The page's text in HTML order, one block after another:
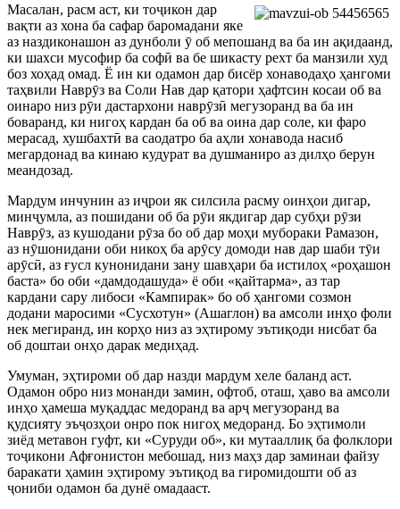
Масалан, расм аст, ки тоҷикон дар
вақти аз хона ба сафар баромадани яке
аз наздиконашон аз дунболи ӯ об мепошанд ва ба ин ақидаанд,
ки шахси мусофир ба софӣ ва бе шикасту рехт ба манзили худ
боз хоҳад омад. Ё ин ки одамон дар бисёр хонаводаҳо ҳангоми
таҳвили Наврӯз ва Соли Нав дар қатори ҳафтсин косаи об ва
оинаро низ рӯи дастархони наврӯзӣ мегузоранд ва ба ин
боваранд, ки нигоҳ кардан ба об ва оина дар соле, ки фаро
мерасад, хушбахтӣ ва саодатро ба аҳли хонавода насиб
мегардонад ва кинаю кудурат ва душманиро аз дилҳо берун
меандозад.
Мардум инчунин аз иҷрои як силсила расму оинҳои дигар,
минҷумла, аз пошидани об ба рӯи якдигар дар субҳи рӯзи
Наврӯз, аз кушодани рӯза бо об дар моҳи мубораки Рамазон,
аз нӯшонидани оби никоҳ ба арӯсу домоди нав дар шаби тӯи
арӯсӣ, аз ғусл кунонидани зану шавҳари ба истилоҳ «роҳашон
баста» бо оби «дамдодашуда» ё оби «қайтарма», аз тар
кардани сару либоси «Кампирак» бо об ҳангоми созмон
додани маросими «Сусхотун» (Ашаглон) ва амсоли инҳо фоли
нек мегиранд, ин корҳо низ аз эҳтирому эътиқоди нисбат ба
об доштаи онҳо дарак медиҳад.
Умуман, эҳтироми об дар назди мардум хеле баланд аст.
Одамон обро низ монанди замин, офтоб, оташ, ҳаво ва амсоли
инҳо ҳамеша муқаддас медоранд ва арҷ мегузоранд ва
қудсияту эъҷозҳои онро пок нигоҳ медоранд. Бо эҳтимоли
зиёд метавон гуфт, ки «Суруди об», ки мутааллиқ ба фолклори
тоҷикони Афғонистон мебошад, низ маҳз дар заминаи файзу
баракати ҳамин эҳтирому эътиқод ва гиромидошти об аз
ҷониби одамон ба дунё омадааст.